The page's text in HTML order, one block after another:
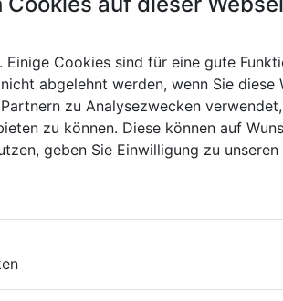
Einige Cookies sind für eine gute
abgelehnt werden, wenn Sie diese
zu Analysezwecken
zu können. Diese können auf
geben Sie Einwilligung zu unseren